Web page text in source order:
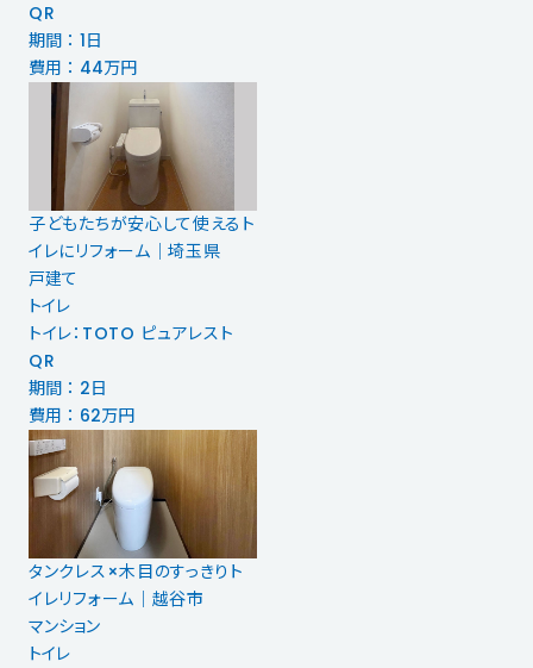
QR
期間 ： 1日
費用 ： 44万円
子どもたちが安心して使えるト
イレにリフォーム｜埼玉県
戸建て
トイレ
トイレ：TOTO ピュアレスト
QR
期間 ： 2日
費用 ： 62万円
タンクレス×木目のすっきりト
イレリフォーム｜越谷市
マンション
トイレ